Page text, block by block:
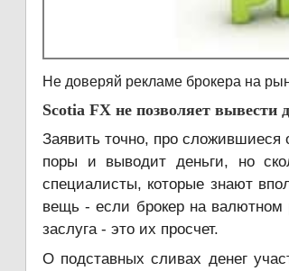
Не доверяй рекламе брокера на
Scotia FX не позволяет вывести
Заявить точно, про
поры и выводит деньги, но
специалисты, которые знают
вещь - если брокер на
заслуга - это их просчет.
О подставных сливах денег